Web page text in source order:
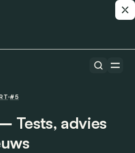
#5
Tests, advies